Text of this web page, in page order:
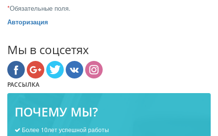
*Обязательные поля.
Авторизация
Мы в соцсетях
РАССЫЛКА
ПОЧЕМУ МЫ?
Более 10лет успешной работы